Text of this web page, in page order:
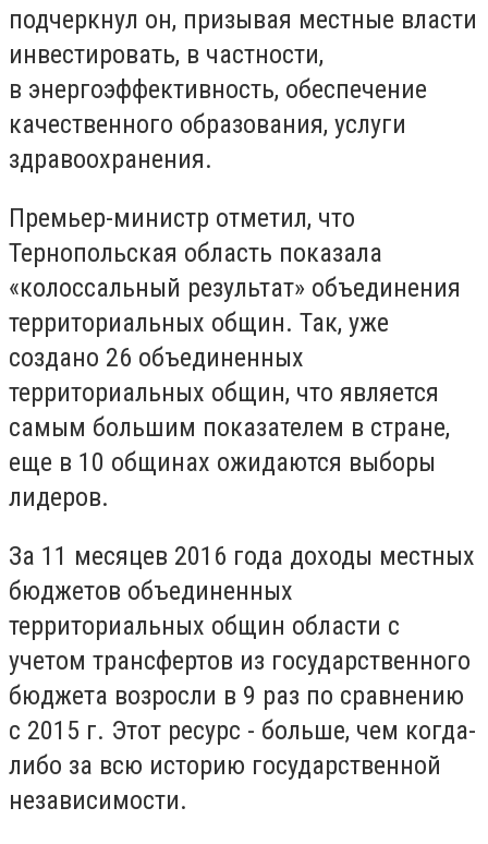
подчеркнул он, призывая местные власти
инвестировать, в частности,
в энергоэффективность, обеспечение
качественного образования, услуги
здравоохранения.
Премьер-министр отметил, что
Тернопольская область показала
«колоссальный результат» объединения
территориальных общин. Так, уже
создано 26 объединенных
территориальных общин, что является
самым большим показателем в стране,
еще в 10 общинах ожидаются выборы
лидеров.
За 11 месяцев 2016 года доходы местных
бюджетов объединенных
территориальных общин области с
учетом трансфертов из государственного
бюджета возросли в 9 раз по сравнению
с 2015 г. Этот ресурс - больше, чем когда-
либо за всю историю государственной
независимости.